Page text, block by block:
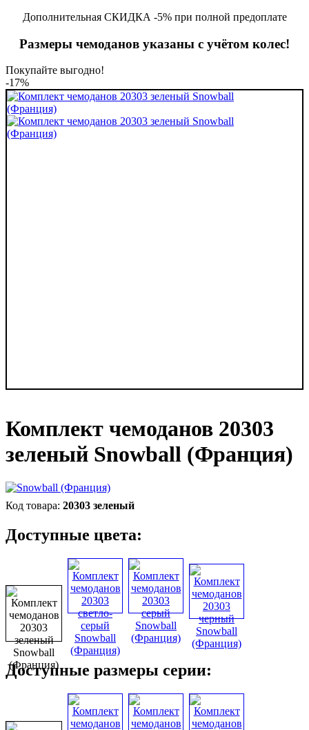
Дополнительная СКИДКА -5% при полной предоплате
Размеры чемоданов указаны с учётом колес!
Покупайте выгодно!
-17%
Комплект чемоданов 20303
зеленый Snowball (Франция)
20303 зеленый
Доступные цвета:
Доступные размеры серии: